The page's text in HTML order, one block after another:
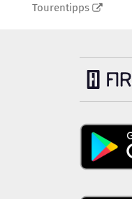
Tourentipps